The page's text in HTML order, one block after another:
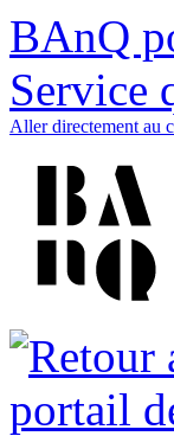
BAnQ
Service
Aller directement au